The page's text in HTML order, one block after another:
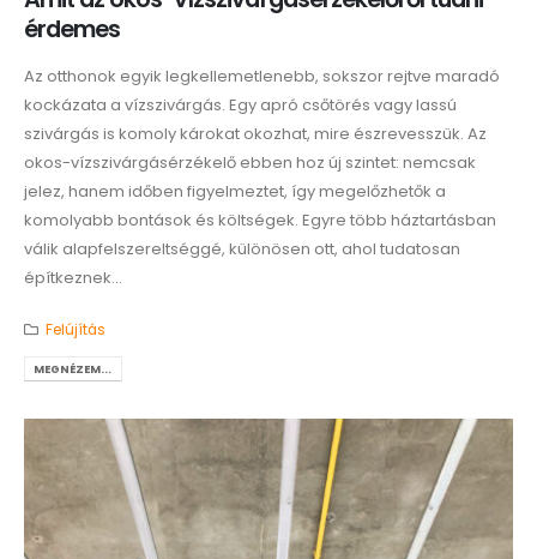
érdemes
Az otthonok egyik legkellemetlenebb, sokszor rejtve maradó
kockázata a vízszivárgás. Egy apró csőtörés vagy lassú
szivárgás is komoly károkat okozhat, mire észrevesszük. Az
okos-vízszivárgásérzékelő ebben hoz új szintet: nemcsak
jelez, hanem időben figyelmeztet, így megelőzhetők a
komolyabb bontások és költségek. Egyre több háztartásban
válik alapfelszereltséggé, különösen ott, ahol tudatosan
építkeznek...
Felújítás
MEGNÉZEM...